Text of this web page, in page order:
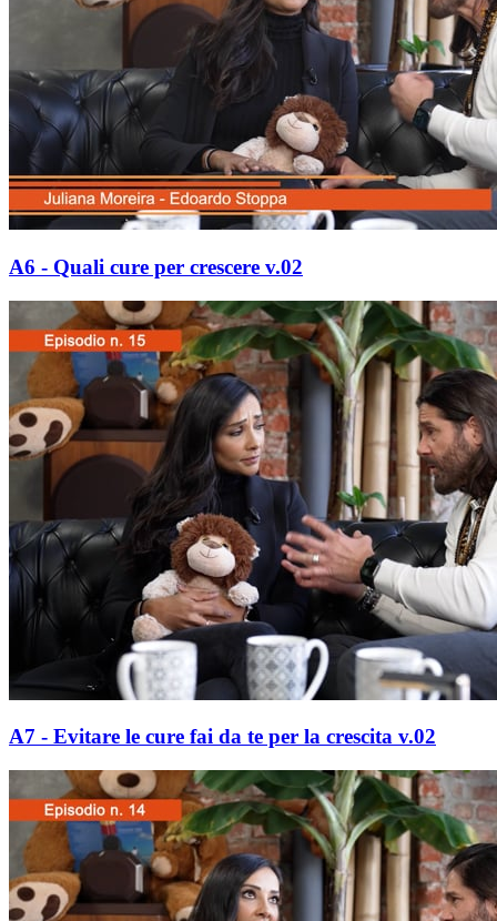
A6 - Quali cure per crescere v.02
A7 - Evitare le cure fai da te per la crescita v.02